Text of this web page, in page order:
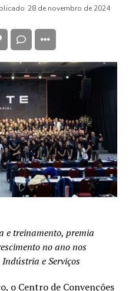
28 de novembro de 2024
e treinamento, premia
no ano nos
e Serviços
o Centro de Convenções